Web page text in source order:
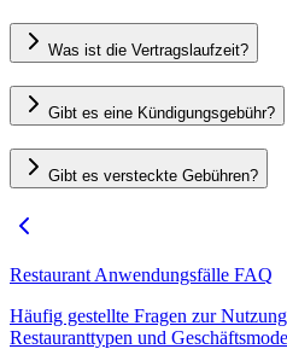
Was ist die Vertragslaufzeit?
Gibt es eine Kündigungsgebühr?
Gibt es versteckte Gebühren?
Restaurant Anwendungsfälle FAQ
Häufig gestellte Fragen zur
Restauranttypen und